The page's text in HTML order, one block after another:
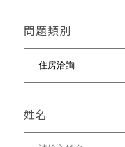
問題類別
姓名